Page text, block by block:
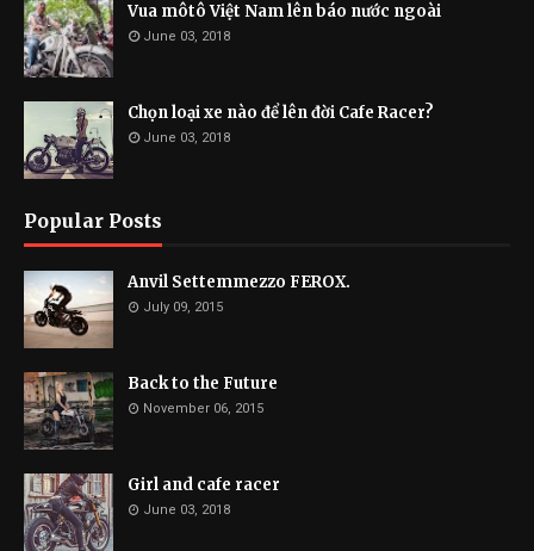
Vua môtô Việt Nam lên báo nước ngoài
June 03, 2018
Chọn loại xe nào để lên đời Cafe Racer?
June 03, 2018
Popular Posts
Anvil Settemmezzo FEROX.
July 09, 2015
Back to the Future
November 06, 2015
Girl and cafe racer
June 03, 2018